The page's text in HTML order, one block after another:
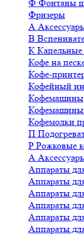
Ф Фонтаны
Фризеры
А
В
К Капельные
Кофе на
Кофе-
Кофейный
Кофемашины
Кофемашины
Кофемолки
П
Р Рожковые
А
Аппараты
Аппараты
Аппараты
Аппараты
Аппараты
Аппараты